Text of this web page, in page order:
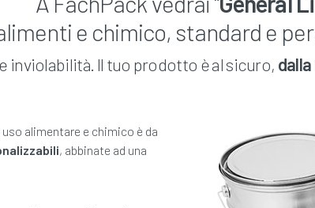
e chimico, standard e
inviolabilità. Il tuo prodotto è al sicuro,
alimentare e chimico è da
, abbinate ad una